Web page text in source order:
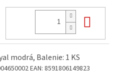
modrá, Balenie: 1 KS
EAN: 8591806149823